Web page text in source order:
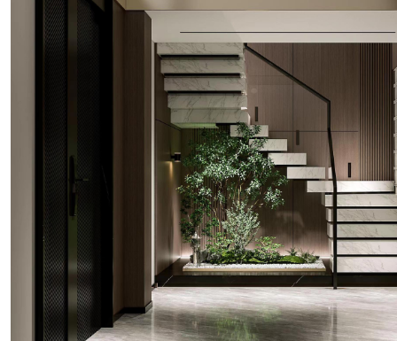
旭辉时代
自建别墅
名门世家
北辰奥园
杭州院子
桐庐中通家园
朗诗美丽洲
西湖墅
南江壹号 江南水乡
杭州公馆
开元广场
西溪明珠 云水湾
众安景海湾
南岸花城
绿城西溪融庄
花涧堂
西溪璞园
九龙仓雍景山
七里香溪
香洲里
百家乐西园
龙悦湾 翡翠城
阳光天际
金都夏宫
东方海岸